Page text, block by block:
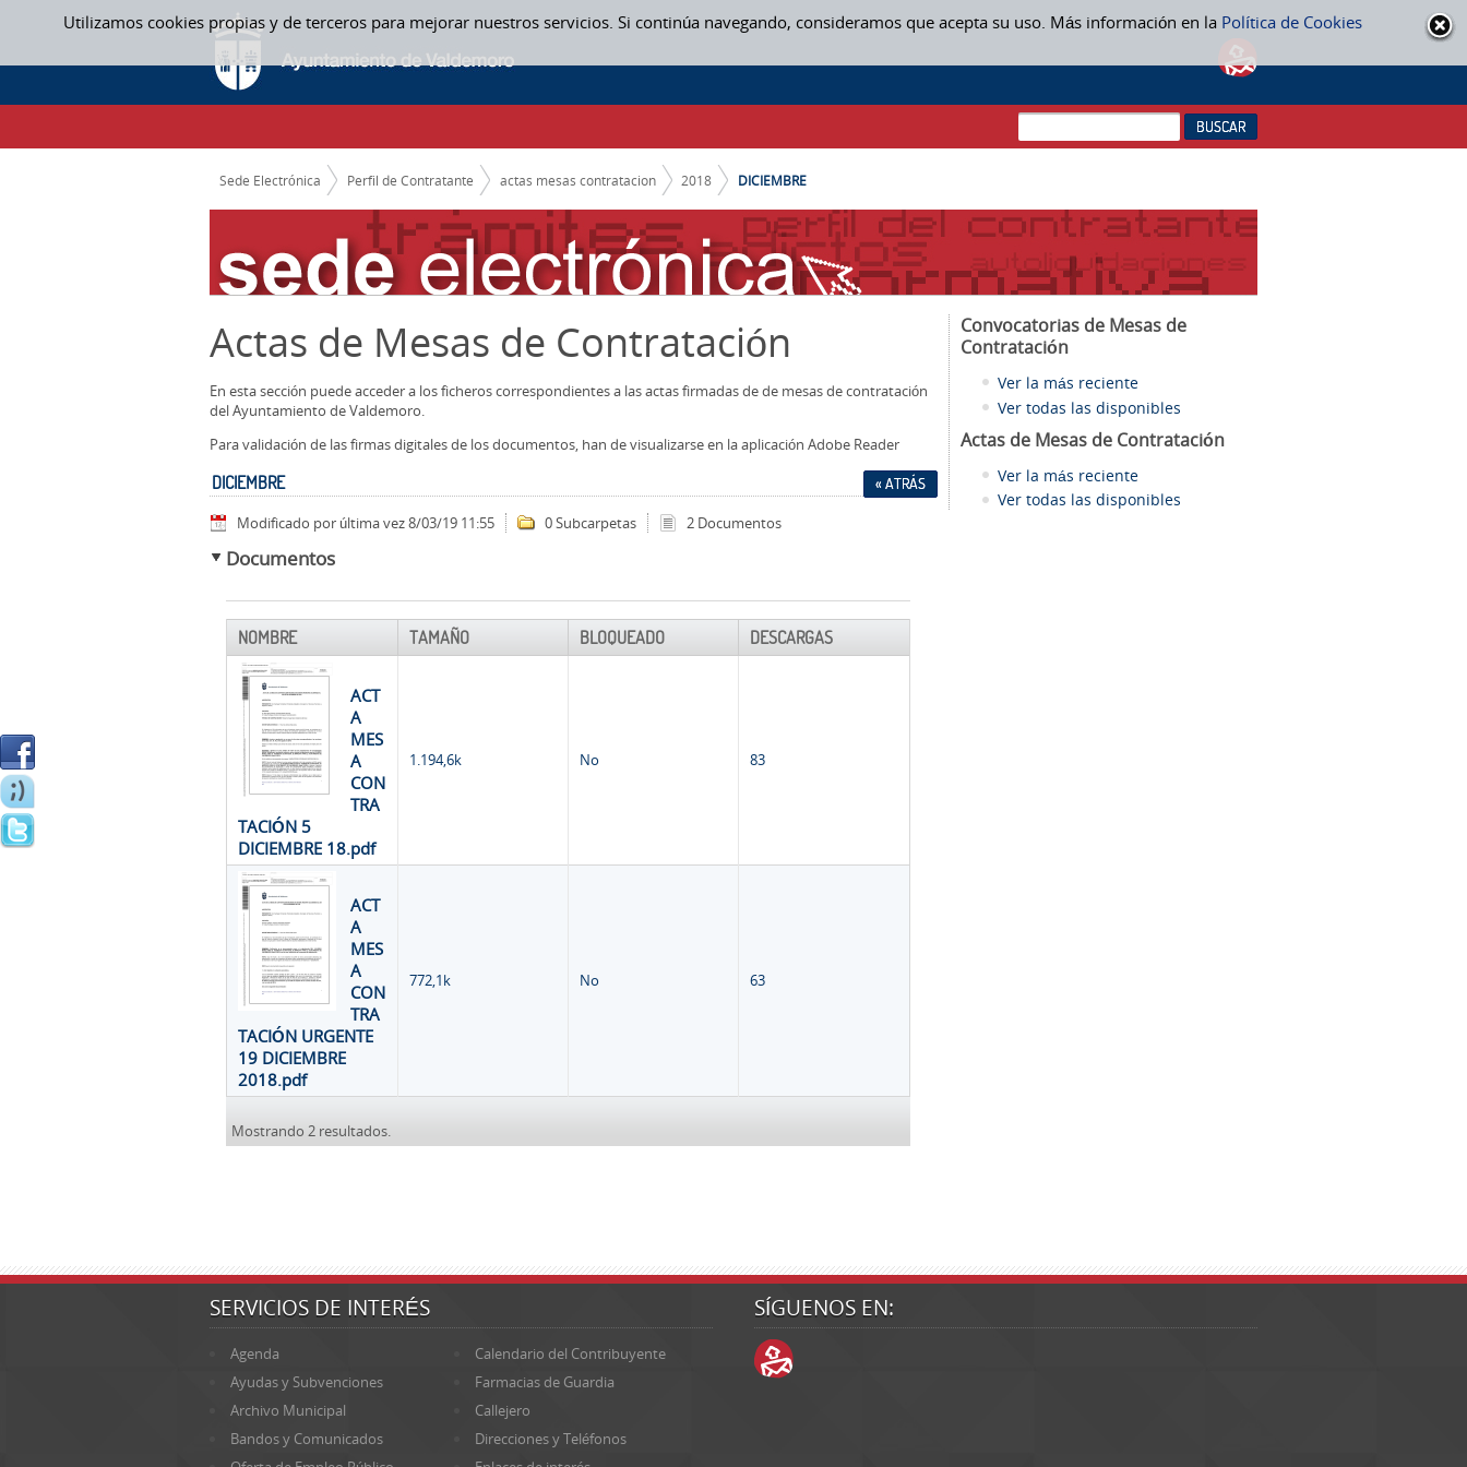
Utilizamos cookies propias y de terceros para mejorar nuestros servicios. Si continúa navegando, consideramos que acepta su uso. Más información en la Política de Cookies
Saltar al contenido
DICIEMBRE - ACTAS MESAS CONTRATACION
CAMINO DE MIGAS
Sede Electrónica Perfil de Contratante actas mesas contratacion 2018 DICIEMBRE
Actas de Mesas de Contratación
En esta sección puede acceder a los ficheros correspondientes a las actas firmadas de de mesas de contratación
del Ayuntamiento de Valdemoro.
Para validación de las firmas digitales de los documentos, han de visualizarse en la aplicación Adobe Reader
« ATRÁS
DICIEMBRE
Modificado por última vez 8/03/19 11:55 0 Subcarpetas 2 Documentos
Documentos
NOMBRE TAMAÑO BLOQUEADO DESCARGAS
ACT
A
MES
A
CON
TRA
TACIÓN 5
DICIEMBRE 18.pdf
1.194,6k No 83
ACT
A
MES
A
CON
TRA
TACIÓN URGENTE
19 DICIEMBRE
2018.pdf
772,1k No 63
Mostrando 2 resultados.
Convocatorias de Mesas de
Contratación
Ver la más reciente
Ver todas las disponibles
Actas de Mesas de Contratación
Ver la más reciente
Ver todas las disponibles
SERVICIOS DE INTERÉS
Agenda
Calendario del Contribuyente
Ayudas y Subvenciones
Farmacias de Guardia
Archivo Municipal
Callejero
Bandos y Comunicados
Direcciones y Teléfonos
SÍGUENOS EN: